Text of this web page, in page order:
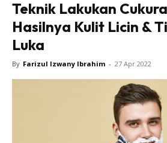
Teknik Lakukan
Hasilnya Kulit Licin &
Luka
By Farizul Izwany Ibrahim - 27 Apr 2022